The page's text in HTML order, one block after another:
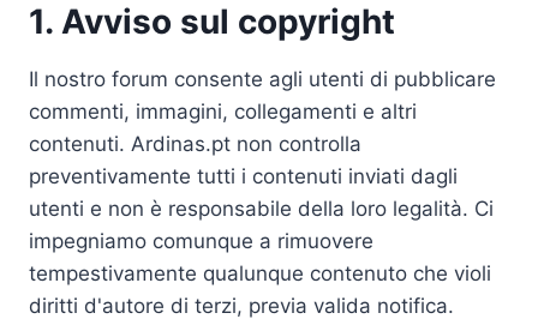
1. Avviso sul copyright
Il nostro forum consente agli utenti di pubblicare
commenti, immagini, collegamenti e altri
contenuti. Ardinas.pt non controlla
preventivamente tutti i contenuti inviati dagli
utenti e non è responsabile della loro legalità. Ci
impegniamo comunque a rimuovere
tempestivamente qualunque contenuto che violi
diritti d'autore di terzi, previa valida notifica.